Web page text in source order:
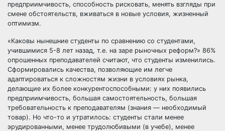
предприимчивость, способность рисковать, менять взгляды при
смене обстоятельств, вживаться в новые условия, жизненный
оптимизм.
«Каковы нынешние студенты по сравнению со студентами,
учившимися 5-8 лет назад, т.е. на заре рыночных реформ?» 86%
опрошенных преподавателей считают, что студенты изменились.
Сформировались качества, позволяющие им легче
адаптироваться к сложностям жизни в условиях рынка,
делающие их более конкурентоспособными: у них появились
предприимчивость, большая самостоятельность, большая
требовательность к преподавателям (знания — необходимый
товар). Но что-то и утратилось: студенты стали менее
эрудированными, менее трудолюбивыми (в учебе), менее